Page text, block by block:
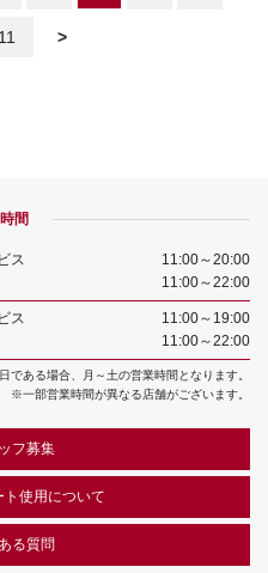
11 >
間
ス
11:00～20:00
11:00～22:00
ス
11:00～19:00
11:00～22:00
である場合、月～土の営業時間となります。
※一部営業時間が異なる店舗がございます。
フ募集
使用について
る質問